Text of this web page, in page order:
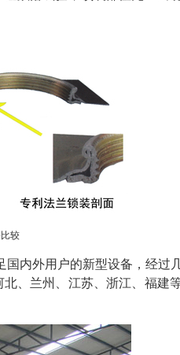
较
内外用户的新型设备，经过
、兰州、江苏、浙江、福建